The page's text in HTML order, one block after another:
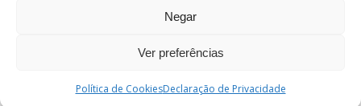
Negar
Ver preferências
Política de CookiesDeclaração de Privacidade
os direitos reservados.